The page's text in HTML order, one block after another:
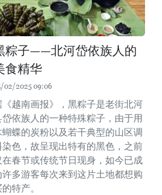
粽子——北河岱依族人的
食精华
02/2025 09:06
《越南画报》，黑粽子是老街北河
岱依族人的一种特殊粽子，由于用
蝴蝶的炭粉以及若干典型的山区调
染色，故呈现出特有的黑色，之前
在春节或传统节日现身，如今已成
许多游客每次来到这片土地都想购
特产。